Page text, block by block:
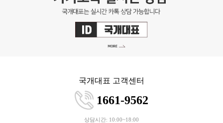
국개대표 고객센터
1661-9562
상담시간: 10:00~18:00